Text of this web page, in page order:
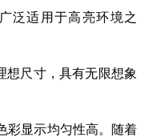
泛适用于高亮环境之
想尺寸，具有无限想象
彩显示均匀性高。随着